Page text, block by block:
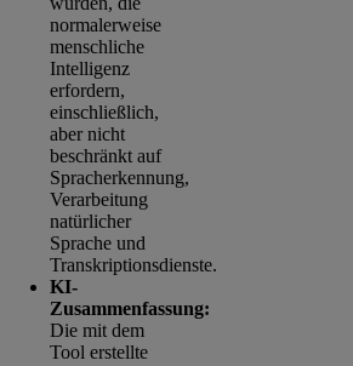
normalerweise
menschliche
Intelligenz
erfordern,
einschließlich,
aber nicht
beschränkt auf
Spracherkennung,
Verarbeitung
natürlicher
Sprache und
Transkriptionsdienste.
KI-
Zusammenfassung:
Die mit dem
Tool erstellte